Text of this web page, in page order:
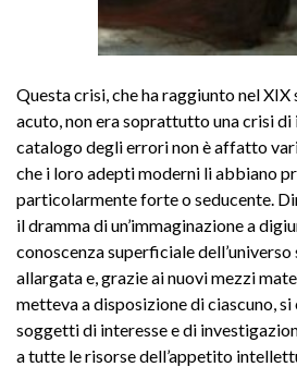
Questa crisi, che ha raggiunto nel
acuto, non era soprattutto una crisi
catalogo degli errori non è affatto
che i loro adepti moderni li abbiano
particolarmente forte o seducente.
il dramma di un’immaginazione a
conoscenza superficiale
allargata e, grazie ai nuovi mezzi
metteva a disposizione di ciascuno,
soggetti di interesse e di
a tutte le risorse dell’appetito